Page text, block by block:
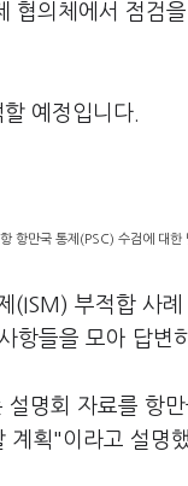
의체에서 점검
예정입니다.
항만국 통제(PSC) 수검에 대
(ISM) 부적합 사
항들을 모아 답변
명회 자료를 항
획"이라고 설명